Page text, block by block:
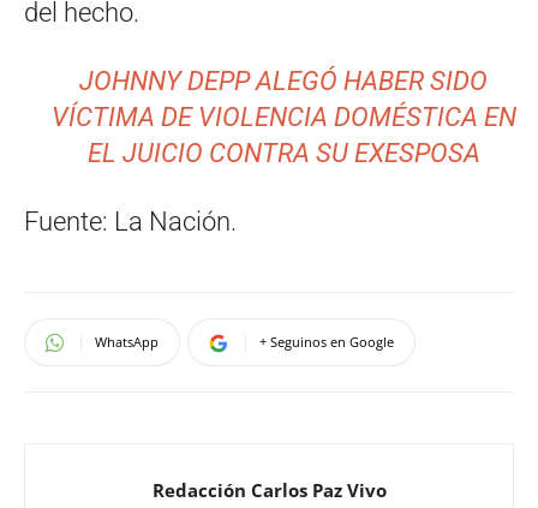
del hecho.
JOHNNY DEPP ALEGÓ HABER SIDO
VÍCTIMA DE VIOLENCIA DOMÉSTICA EN
EL JUICIO CONTRA SU EXESPOSA
Fuente: La Nación.
WhatsApp + Seguinos en Google
Redacción Carlos Paz Vivo